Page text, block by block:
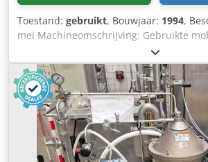
Toestand: gebruikt, Bouwjaar: 1994,
mei Machineomschrijving: Gebruikte
slibontwateringsinstallatie in container
Laval Type: AVNX 919 Bouwjaar: 1994
trommelsnelheid: 3.250 tpm Materiaal:
Inwendige diameter trommel: 353 / 202
sedimentdichtheid: 1,2 kg / dm³
2.450 x H 2.550 mm Leeggewicht: Ca. 6-
documentatie: Ja Opmerking:
Accessoires: Container,